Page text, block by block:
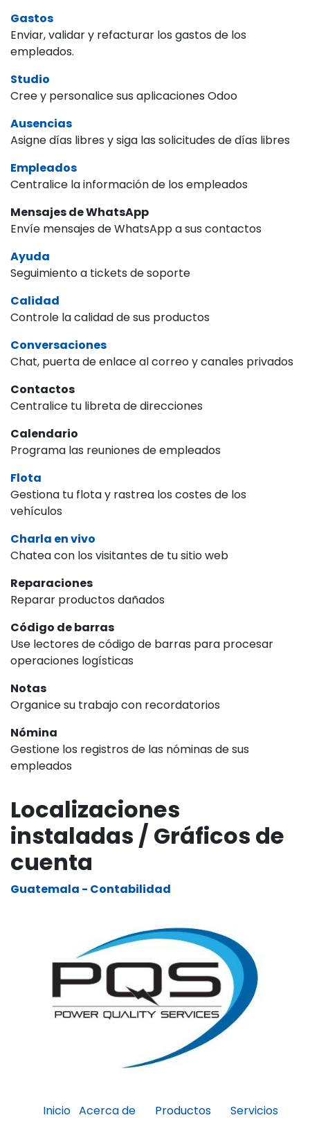
Gastos
Enviar, validar y refacturar los gastos de los
empleados.
Studio
Cree y personalice sus aplicaciones Odoo
Ausencias
Asigne días libres y siga las solicitudes de días libres
Empleados
Centralice la información de los empleados
Mensajes de WhatsApp
Envíe mensajes de WhatsApp a sus contactos
Ayuda
Seguimiento a tickets de soporte
Calidad
Controle la calidad de sus productos
Conversaciones
Chat, puerta de enlace al correo y canales privados
Contactos
Centralice tu libreta de direcciones
Calendario
Programa las reuniones de empleados
Flota
Gestiona tu flota y rastrea los costes de los
vehículos
Charla en vivo
Chatea con los visitantes de tu sitio web
Reparaciones
Reparar productos dañados
Código de barras
Use lectores de código de barras para procesar
operaciones logísticas
Notas
Organice su trabajo con recordatorios
Nómina
Gestione los registros de las nóminas de sus
empleados
Localizaciones
instaladas / Gráficos de
cuenta
Guatemala - Contabilidad
Inicio Acerca de Productos Servicios